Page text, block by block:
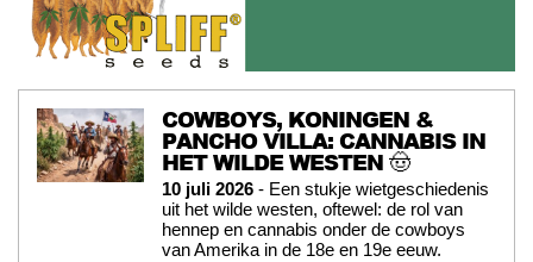
COWBOYS, KONINGEN &
PANCHO VILLA: CANNABIS IN
HET WILDE WESTEN 🤠
10 juli 2026 - Een stukje wietgeschiedenis
uit het wilde westen, oftewel: de rol van
hennep en cannabis onder de cowboys
van Amerika in de 18e en 19e eeuw.